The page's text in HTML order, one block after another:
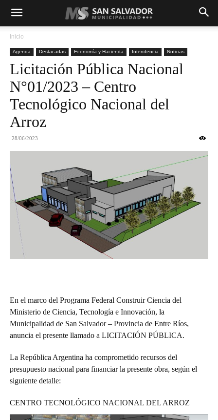
Inicio
Agenda Destacadas Economía y Hacienda Intendencia Noticias
Licitación Pública Nacional
N°01/2023 – Centro
Tecnológico Nacional del
Arroz
28/06/2023
En el marco del Programa Federal Construir Ciencia del
Ministerio de Ciencia, Tecnología e Innovación, la
Municipalidad de San Salvador – Provincia de Entre Ríos,
anuncia el presente llamado a LICITACIÓN PÚBLICA.
La República Argentina ha comprometido recursos del
presupuesto nacional para financiar la presente obra, según el
siguiente detalle:
CENTRO TECNOLÓGICO NACIONAL DEL ARROZ